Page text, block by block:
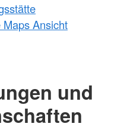
Ansicht
und